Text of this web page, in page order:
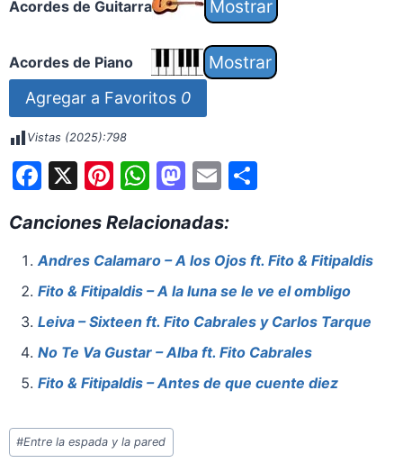
Acordes de Guitarra
Acordes de Piano
Agregar a Favoritos 0
Vistas (2025):798
F
c
e
b
o
o
k
X Pi
er
e
st
W
at
s
A
p
p
M
st
o
d
o
n
E
ai
l
S
e
Canciones Relacionadas:
Andres Calamaro – A los Ojos ft. Fito & Fitipaldis
Fito & Fitipaldis – A la luna se le ve el ombligo
Leiva – Sixteen ft. Fito Cabrales y Carlos Tarque
No Te Va Gustar – Alba ft. Fito Cabrales
Fito & Fitipaldis – Antes de que cuente diez
Etiquetas
de
#Entre la espada y la pared